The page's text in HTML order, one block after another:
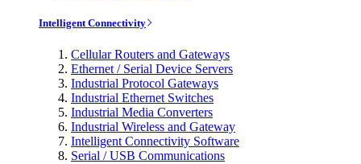
Intelligent Connectivity
Cellular Routers and Gateways
Ethernet / Serial Device Servers
Industrial Protocol Gateways
Industrial Ethernet Switches
Industrial Media Converters
Industrial Wireless and Gateway
Intelligent Connectivity Software
Serial / USB Communications